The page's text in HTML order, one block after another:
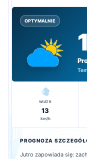
OPTYMALNIE
WIATR
13
km/h
PROGNOZA
Jutro zapowiada się: